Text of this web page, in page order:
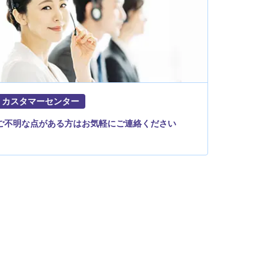
カスタマーセンター
不明な点がある方はお気軽にご連絡ください